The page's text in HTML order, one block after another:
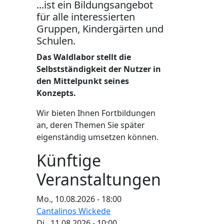
...ist ein Bildungsangebot
für alle interessierten
Gruppen, Kindergärten und
Schulen.
Das Waldlabor stellt die
Selbstständigkeit der Nutzer in
den Mittelpunkt seines
Konzepts.
Wir bieten Ihnen Fortbildungen
an, deren Themen Sie später
eigenständig umsetzen können.
Künftige
Veranstaltungen
Mo., 10.08.2026 - 18:00
Cantalinos Wickede